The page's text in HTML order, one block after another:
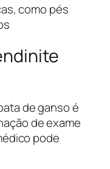
como pés
de ganso é
de exame
pode